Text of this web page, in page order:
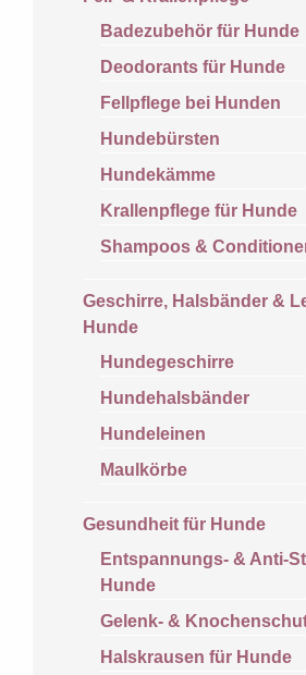
Badezubehör für Hunde
Deodorants für Hunde
Fellpflege bei Hunden
Hundebürsten
Hundekämme
Krallenpflege für Hunde
Shampoos &
Geschirre, Halsbänder &
Hunde
Hundegeschirre
Hundehalsbänder
Hundeleinen
Maulkörbe
Gesundheit für Hunde
Entspannungs- & Anti-
Hunde
Gelenk- &
Halskrausen für Hunde